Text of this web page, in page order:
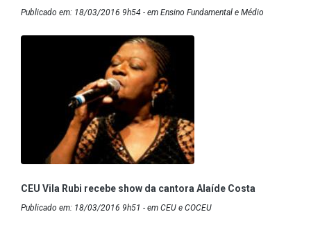
Publicado em: 18/03/2016 9h54 - em Ensino Fundamental e Médio
CEU Vila Rubi recebe show da cantora Alaíde Costa
Publicado em: 18/03/2016 9h51 - em CEU e COCEU